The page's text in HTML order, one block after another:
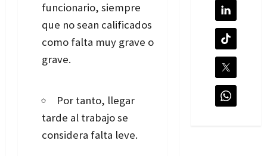
funcionario, siempre
que no sean calificados
como falta muy grave o
grave.
Por tanto, llegar
tarde al trabajo se
considera falta leve.